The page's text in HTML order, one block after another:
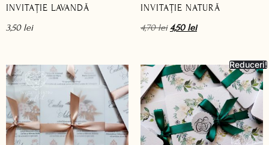
INVITAȚIE LAVANDĂ
3,50 lei
INVITAȚIE NATURĂ
4,70lei 4,50lei
Reduceri!